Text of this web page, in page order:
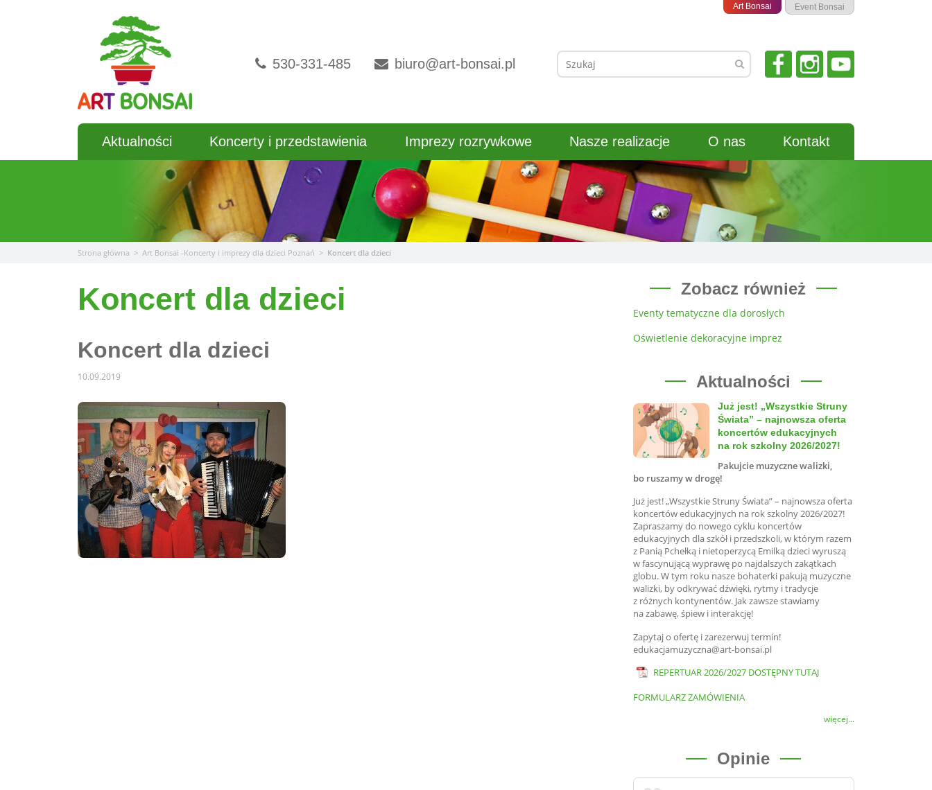
Art Bonsai Event Bonsai
530-331-485 biuro@art-bonsai.pl Szukaj:
Aktualności Koncerty i przedstawienia Imprezy rozrywkowe Nasze realizacje O nas Kontakt
Strona główna > Art Bonsai -Koncerty i imprezy dla dzieci Poznań > Koncert dla dzieci
Koncert dla dzieci
Koncert dla dzieci
10.09.2019
Zobacz również
Eventy tematyczne dla dorosłych
Oświetlenie dekoracyjne imprez
Aktualności
Już jest! „Wszystkie Struny
Świata” – najnowsza oferta
koncertów edukacyjnych
na rok szkolny 2026/2027!
Pakujcie muzyczne walizki,
bo ruszamy w drogę!
Już jest! „Wszystkie Struny Świata” – najnowsza oferta
koncertów edukacyjnych na rok szkolny 2026/2027!
Zapraszamy do nowego cyklu koncertów
edukacyjnych dla szkół i przedszkoli, w którym razem
z Panią Pchełką i nietoperzycą Emilką dzieci wyruszą
w fascynującą wyprawę po najdalszych zakątkach
globu. W tym roku nasze bohaterki pakują muzyczne
walizki, by odkrywać dźwięki, rytmy i tradycje
z różnych kontynentów. Jak zawsze stawiamy
na zabawę, śpiew i interakcję!
Zapytaj o ofertę i zarezerwuj termin!
edukacjamuzyczna@art-bonsai.pl
REPERTUAR 2026/2027 DOSTĘPNY TUTAJ
FORMULARZ ZAMÓWIENIA
więcej...
Opinie